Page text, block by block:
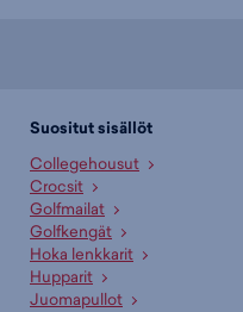
Suositut sisällöt
Collegehousut
Crocsit
Golfmailat
Golfkengät
Hoka lenkkarit
Hupparit
Juomapullot